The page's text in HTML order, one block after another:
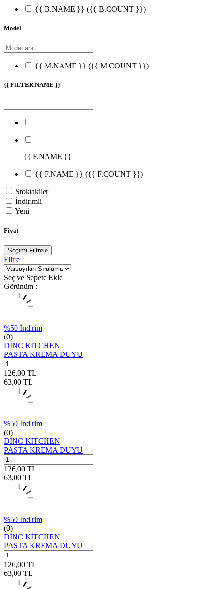
{{ B.NAME }} ({{ B.COUNT }})
Model
{{ M.NAME }} ({{ M.COUNT }})
{{ FILTER.NAME }}
{{ F.NAME }}
{{ F.NAME }} ({{ F.COUNT }})
Stoktakiler
İndirimli
Yeni
Fiyat
Seçimi Filtrele
Filtre
Seç ve Sepete Ekle
Görünüm :
%50 İndirim
(0)
DİNC KİTCHEN
PASTA KREMA DUYU
126,00 TL
63,00 TL
%50 İndirim
(0)
DİNC KİTCHEN
PASTA KREMA DUYU
126,00 TL
63,00 TL
%50 İndirim
(0)
DİNC KİTCHEN
PASTA KREMA DUYU
126,00 TL
63,00 TL